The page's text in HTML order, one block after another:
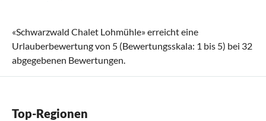
«Schwarzwald Chalet Lohmühle» erreicht eine
Urlauberbewertung von 5 (Bewertungsskala: 1 bis 5) bei 32
abgegebenen Bewertungen.
Top-Regionen